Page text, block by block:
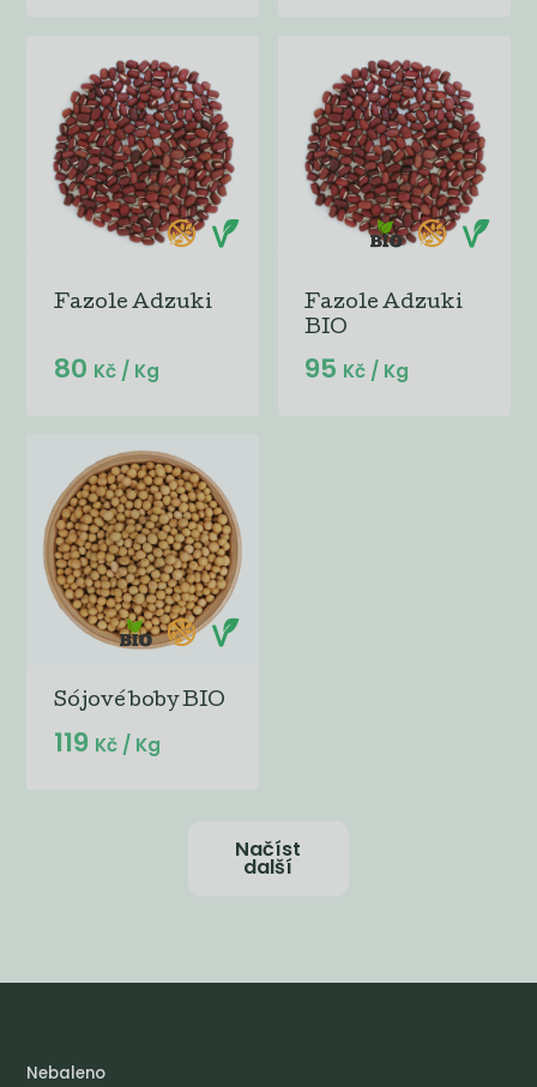
Fazole Adzuki
80 Kč / Kg
Fazole Adzuki
BIO
95 Kč / Kg
Sójové boby BIO
119 Kč / Kg
Načíst
další
Nebaleno